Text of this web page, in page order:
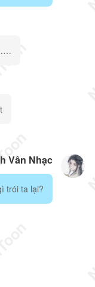
Vân Nhạc
trói ta lại?